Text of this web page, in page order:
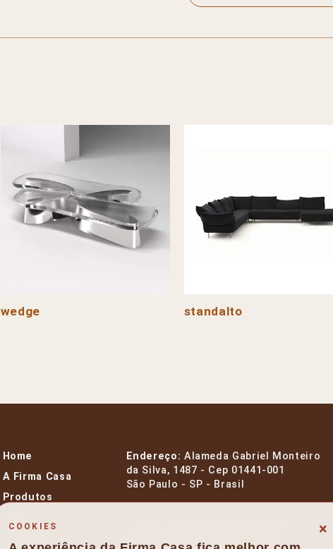
wedge standalto
Home
A Firma Casa
Produtos
Endereço: Alameda Gabriel Monteiro
da Silva, 1487 - Cep 01441-001
São Paulo - SP - Brasil
×
COOKIES